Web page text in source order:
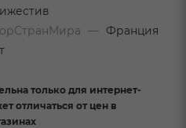
— Франция
только для интернет-
отличаться от цен в